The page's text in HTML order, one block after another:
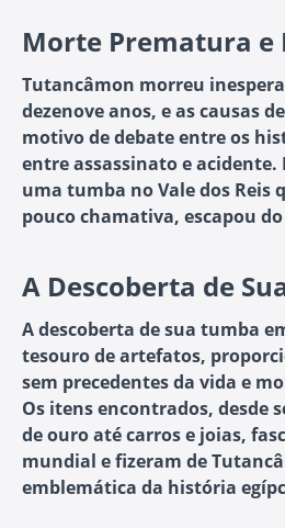
Morte Prematura e
Tutancâmon morreu
dezenove anos, e as causas
motivo de debate entre os
entre assassinato e acidente.
uma tumba no Vale dos Reis
pouco chamativa, escapou
A Descoberta de
A descoberta de sua tumba
tesouro de artefatos,
sem precedentes da vida e
Os itens encontrados, desde
de ouro até carros e joias,
mundial e fizeram de
emblemática da história